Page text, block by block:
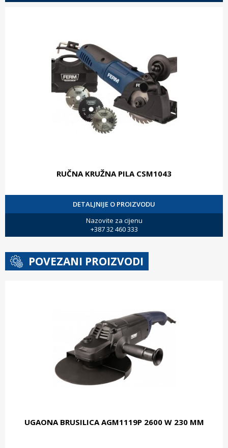
RUČNA KRUŽNA PILA CSM1043
DETALJNIJE O PROIZVODU
Nazovite za cijenu
+387 32 460 333
POVEZANI PROIZVODI
UGAONA BRUSILICA AGM1119P 2600 W 230 MM